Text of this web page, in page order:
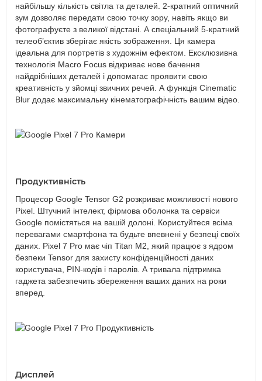
найбільшу кількість світла та деталей. 2-кратний оптичний
зум дозволяє передати свою точку зору, навіть якщо ви
фотографуєте з великої відстані. А спеціальний 5-кратний
телеоб’єктив зберігає якість зображення. Ця камера
ідеальна для портретів з художнім ефектом. Ексклюзивна
технологія Macro Focus відкриває нове бачення
найдрібніших деталей і допомагає проявити свою
креативність у зйомці звичних речей. А функція Cinematic
Blur додає максимальну кінематографічність вашим відео.
Продуктивність
Процесор Google Tensor G2 розкриває можливості нового
Pixel. Штучний інтелект, фірмова оболонка та сервіси
Google помістяться на вашій долоні. Користуйтеся всіма
перевагами смартфона та будьте впевнені у безпеці своїх
даних. Pixel 7 Pro має чіп Titan M2, який працює з ядром
безпеки Tensor для захисту конфіденційності даних
користувача, PIN-кодів і паролів. А тривала підтримка
гаджета забезпечить збереження ваших даних на роки
вперед.
Дисплей